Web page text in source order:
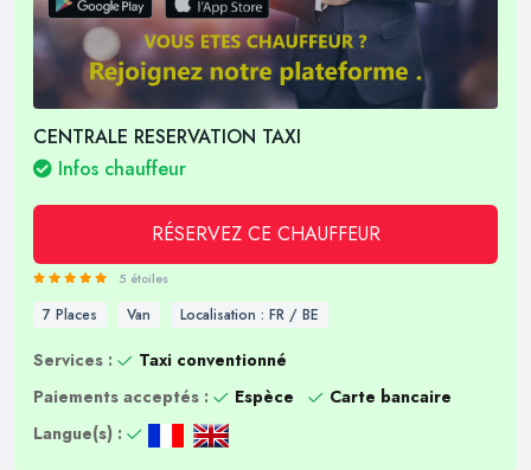
CENTRALE RESERVATION TAXI
Infos chauffeur
RÉSERVEZ CE CHAUFFEUR
5 étoiles
7 Places Van Localisation : FR / BE
Services :
Taxi conventionné
Paiements acceptés :
Espèce
Carte bancaire
Langue(s) :